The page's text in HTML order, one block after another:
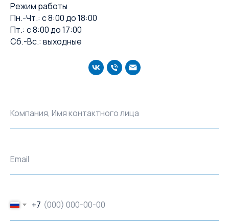
Режим работы
Пн.-Чт.: с 8:00 до 18:00
Пт.: с 8:00 до 17:00
Сб.-Вс.: выходные
Компания, Имя контактного лица
Email
+7